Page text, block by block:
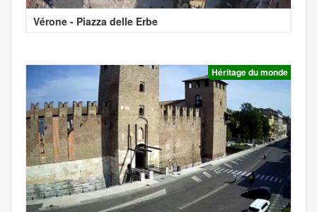
Vérone - Piazza delle Erbe
Héritage du monde